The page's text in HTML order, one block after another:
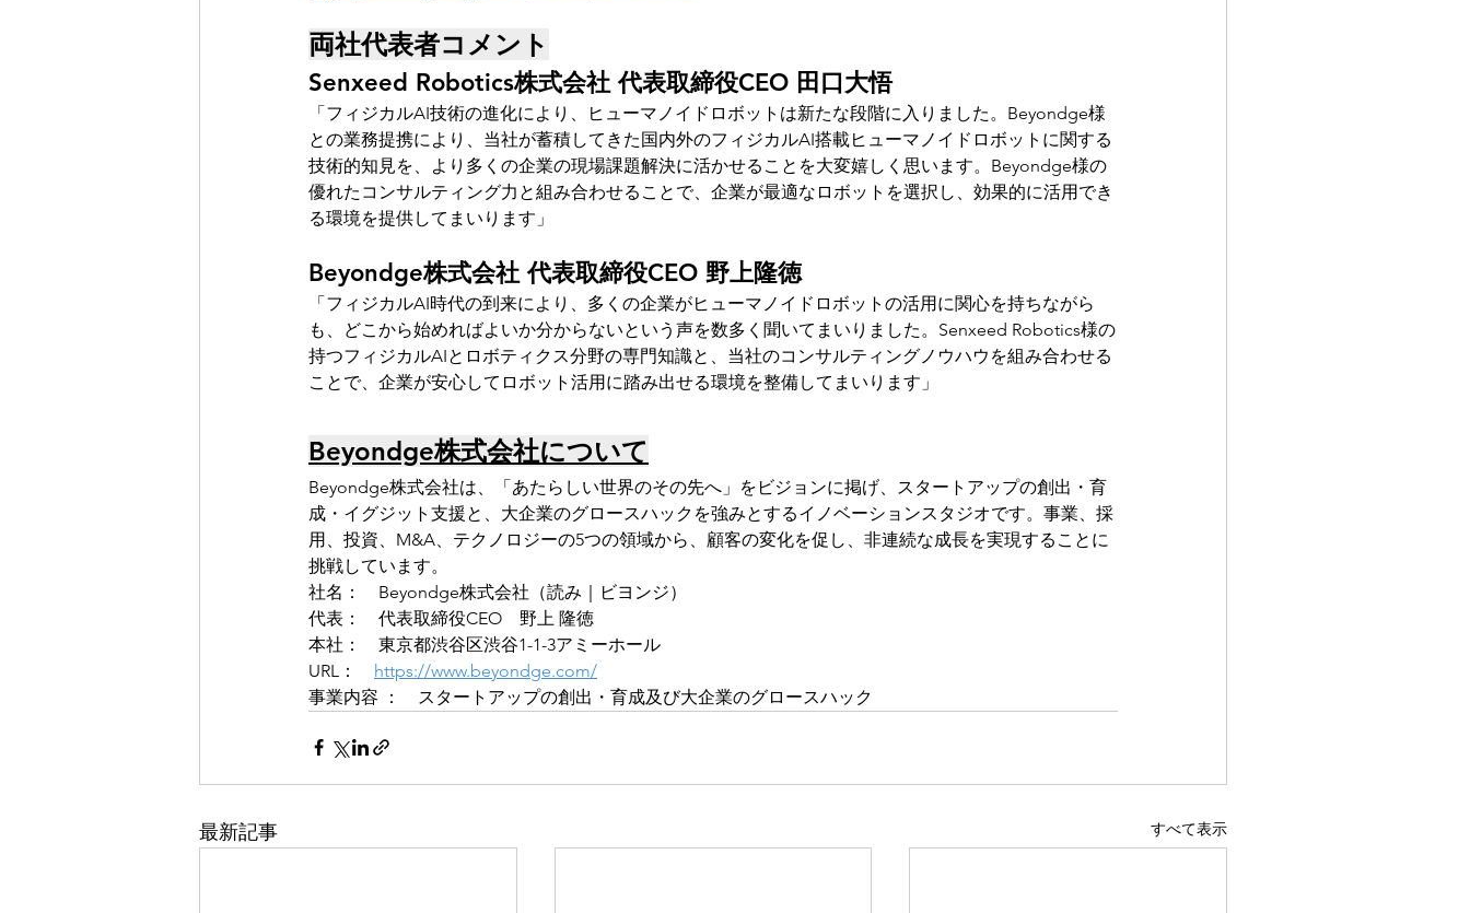
両社代表者コメント
Senxeed Robotics株式会社 代表取締役CEO 田口大悟
「フィジカルAI技術の進化により、ヒューマノイドロボットは新たな段階に入りました。Beyondge様
との業務提携により、当社が蓄積してきた国内外のフィジカルAI搭載ヒューマノイドロボットに関する
技術的知見を、より多くの企業の現場課題解決に活かせることを大変嬉しく思います。Beyondge様の
優れたコンサルティング力と組み合わせることで、企業が最適なロボットを選択し、効果的に活用でき
る環境を提供してまいります」
Beyondge株式会社 代表取締役CEO 野上隆徳
「フィジカルAI時代の到来により、多くの企業がヒューマノイドロボットの活用に関心を持ちながら
も、どこから始めればよいか分からないという声を数多く聞いてまいりました。Senxeed Robotics様の
持つフィジカルAIとロボティクス分野の専門知識と、当社のコンサルティングノウハウを組み合わせる
ことで、企業が安心してロボット活用に踏み出せる環境を整備してまいります」
Beyondge株式会社について
Beyondge株式会社は、「あたらしい世界のその先へ」をビジョンに掲げ、スタートアップの創出・育
成・イグジット支援と、大企業のグロースハックを強みとするイノベーションスタジオです。事業、採
用、投資、M&A、テクノロジーの5つの領域から、顧客の変化を促し、非連続な成長を実現することに
挑戦しています。
社名：　Beyondge株式会社（読み｜ビヨンジ）
代表：　代表取締役CEO　野上 隆徳
本社：　東京都渋谷区渋谷1-1-3アミーホール
URL： https://www.beyondge.com/
事業内容 ：　スタートアップの創出・育成及び大企業のグロースハック
最新記事 すべて表示